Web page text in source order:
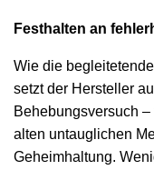
Festhalten an
Wie die
setzt der Hersteller
Behebungsversuch
alten untauglichen
Geheimhaltung.